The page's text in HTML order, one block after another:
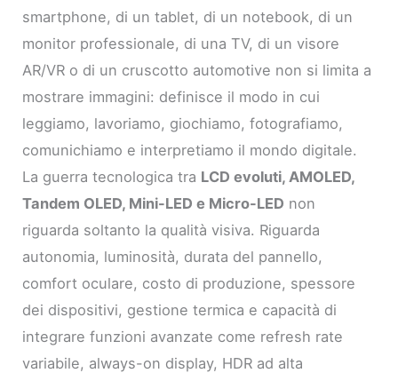
smartphone, di un tablet, di un notebook, di un
monitor professionale, di una TV, di un visore
AR/VR o di un cruscotto automotive non si limita a
mostrare immagini: definisce il modo in cui
leggiamo, lavoriamo, giochiamo, fotografiamo,
comunichiamo e interpretiamo il mondo digitale.
La guerra tecnologica tra LCD evoluti, AMOLED,
Tandem OLED, Mini-LED e Micro-LED non
riguarda soltanto la qualità visiva. Riguarda
autonomia, luminosità, durata del pannello,
comfort oculare, costo di produzione, spessore
dei dispositivi, gestione termica e capacità di
integrare funzioni avanzate come refresh rate
variabile, always-on display, HDR ad alta